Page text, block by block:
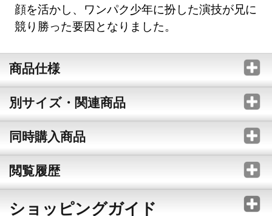
顔を活かし、ワンパク少年に扮した演技が兄に
競り勝った要因となりました。
商品仕様
別サイズ・関連商品
同時購入商品
閲覧履歴
ショッピングガイド